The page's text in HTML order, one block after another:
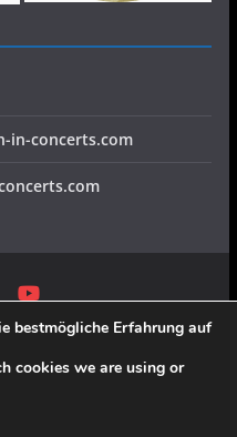
in-concerts.com
Impressum
to the fotographers,
in-concerts.com
bestmögliche Erfahrung auf
cookies we are using or